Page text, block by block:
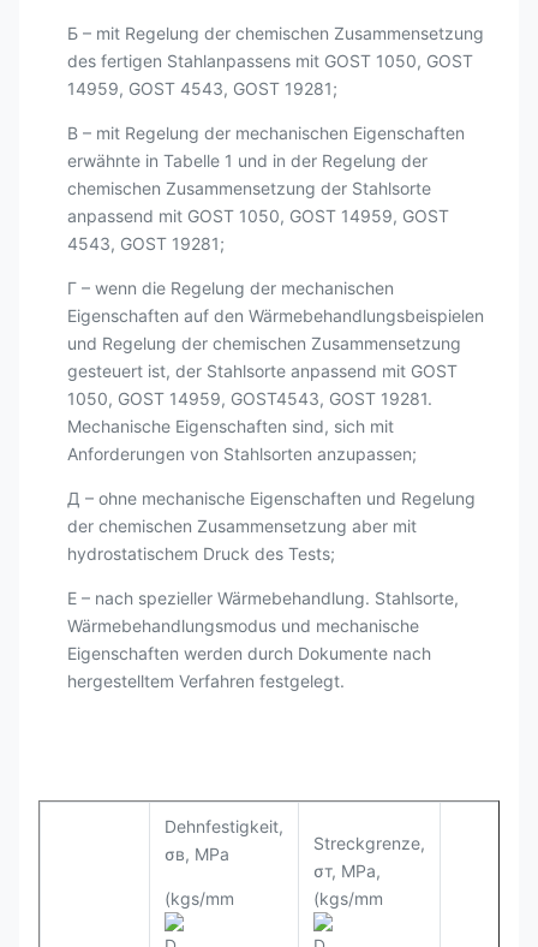
Б – mit Regelung der chemischen Zusammensetzung
des fertigen Stahlanpassens mit GOST 1050, GOST
14959, GOST 4543, GOST 19281;
B – mit Regelung der mechanischen Eigenschaften
erwähnte in Tabelle 1 und in der Regelung der
chemischen Zusammensetzung der Stahlsorte
anpassend mit GOST 1050, GOST 14959, GOST
4543, GOST 19281;
Г – wenn die Regelung der mechanischen
Eigenschaften auf den Wärmebehandlungsbeispielen
und Regelung der chemischen Zusammensetzung
gesteuert ist, der Stahlsorte anpassend mit GOST
1050, GOST 14959, GOST4543, GOST 19281.
Mechanische Eigenschaften sind, sich mit
Anforderungen von Stahlsorten anzupassen;
Д – ohne mechanische Eigenschaften und Regelung
der chemischen Zusammensetzung aber mit
hydrostatischem Druck des Tests;
Е – nach spezieller Wärmebehandlung. Stahlsorte,
Wärmebehandlungsmodus und mechanische
Eigenschaften werden durch Dokumente nach
hergestelltem Verfahren festgelegt.
Dehnfestigkeit,
σв, MPa
(kgs/mm
Streckgrenze,
σт, MPa,
(kgs/mm